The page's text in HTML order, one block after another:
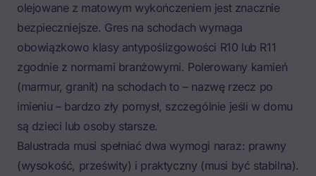
olejowane z matowym wykończeniem jest znacznie
bezpieczniejsze. Gres na schodach wymaga
obowiązkowo klasy antypoślizgowości R10 lub R11
zgodnie z normami branżowymi. Polerowany kamień
(marmur, granit) na schodach to – nazwę rzecz po
imieniu – bardzo zły pomysł, szczególnie jeśli w domu
są dzieci lub osoby starsze.
Balustrada musi spełniać dwa wymogi naraz: prawny
(wysokość, prześwity) i praktyczny (musi być stabilna).